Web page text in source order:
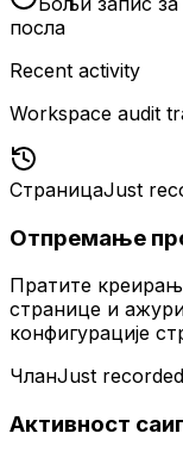
посла
Recent activity
Workspace audit
СтраницаJust
Отпремање
Пратите
странице и
конфигурације
ЧланJust recorded
Активност